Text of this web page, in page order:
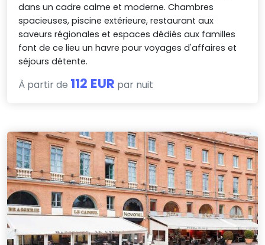
dans un cadre calme et moderne. Chambres
spacieuses, piscine extérieure, restaurant aux
saveurs régionales et espaces dédiés aux familles
font de ce lieu un havre pour voyages d'affaires et
séjours détente.
À partir de 112 EUR par nuit